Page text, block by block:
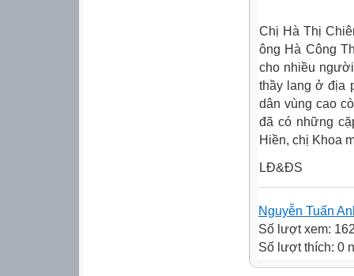
Chị Hà Thị
ông Hà Công
cho nhiều
thầy lang ở địa
dân vùng cao
đã có những
Hiền, chị Khoa
LĐ&ĐS
Nguyễn Tuấn
Số lượt xem:
Số lượt thích: 0